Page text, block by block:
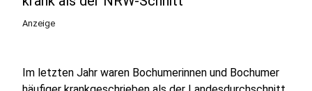
Anzeige
Im letzten Jahr waren Bochumerinnen und Bochumer